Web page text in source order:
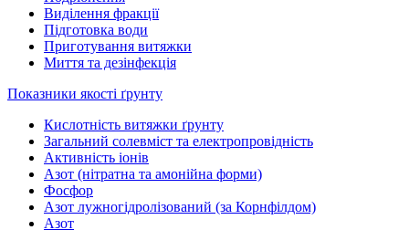
Виділення фракції
Підготовка води
Приготування витяжки
Миття та дезінфекція
Показники якості ґрунту
Кислотність витяжки ґрунту
Загальний солевміст та електропровідність
Активність іонів
Азот (нітратна та амонійна форми)
Фосфор
Азот лужногідролізований (за Корнфілдом)
Азот